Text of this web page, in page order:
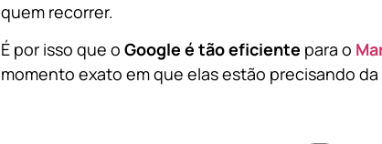
quem recorrer.
É por isso que o Google é tão eficiente para o
momento exato em que elas estão precisando